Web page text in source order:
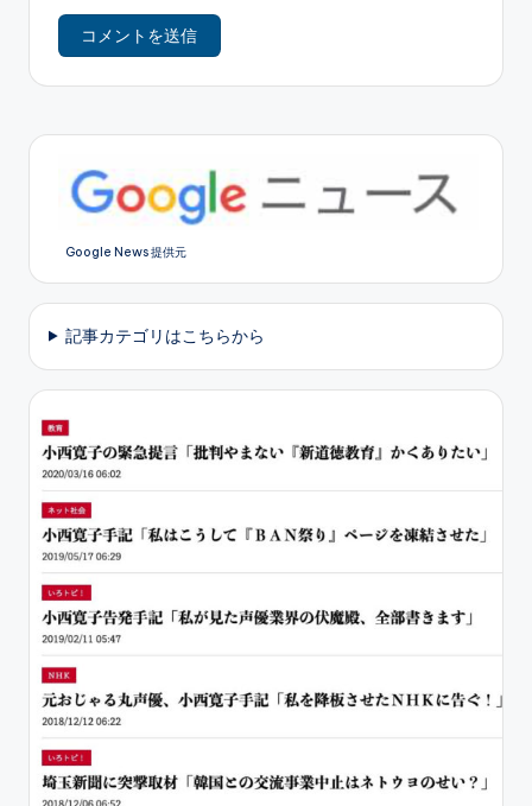
Google News 提供元
記事カテゴリはこちらから